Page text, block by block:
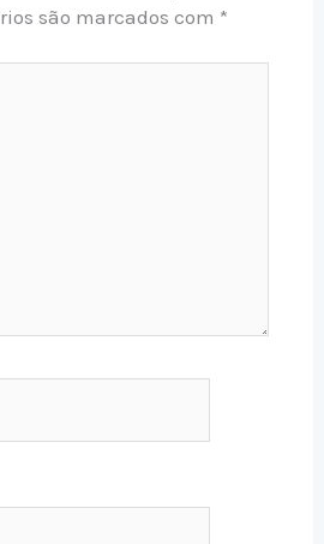
são marcados com *